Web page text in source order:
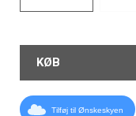
KØB
Tilføj til Ønskeskyen